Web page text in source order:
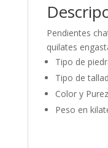
Pendientes
quilates
Tipo de
Tipo de
Color y
Peso en